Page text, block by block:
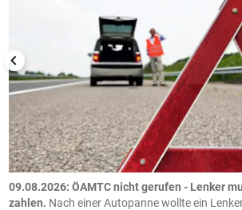
09.08.2026: ÖAMTC nicht gerufen - Lenker
zahlen. Nach einer Autopanne wollte ein